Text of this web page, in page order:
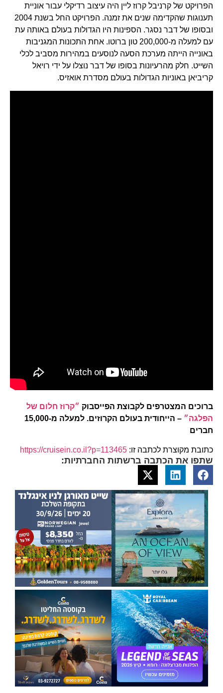
הפרויקט של קרניבל קרוז ליין היה עיצוב רדיקלי עבור אוניית
תענוגות שהקדימה שנים את זמנה. הפרויקט החל בשנת 2004
ובסופו של דבר נסגר. הספינות היו הגדולות בעולם באותה עת
עם למעלה מ-200,000 טון ברוטו. אחת התכונות המגניבות
באונייה הייתה מערכת הסעה לנוסעים במהירות מסביב לכלי
השייט. חלק מהרעיונות בסופו של דבר נוצלו על ידי רויאל
קריביאן באוניות הגדולות בעולם מסדרת אואזיס.
ברוכים המצטרפים לקבוצת הפייסבוק ״קרוז חלום של
הפלגה״
– הייחודית בעולם הקרוזים. למעלה מ-15,000
חברים
כתובת מקוצרת לכתבה זו: https://cruisein.co.il?p=113465
שתפו את הכתבה ברשתות החברתיות: